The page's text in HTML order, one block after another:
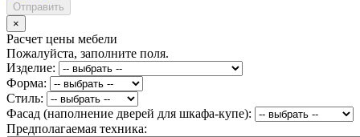
Отправить
×
Расчет цены мебели
Пожалуйста, заполните поля.
Изделие:
Форма:
Стиль:
Фасад (наполнение дверей для шкафа-купе):
Предполагаемая техника: